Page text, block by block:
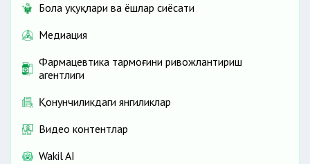
Бола ҳуқуқлари ва ёшлар сиёсати
Медиация
Фармацевтика тармоғини ривожлантириш
агентлиги
Қонунчиликдаги янгиликлар
Видео контентлар
Wakil AI